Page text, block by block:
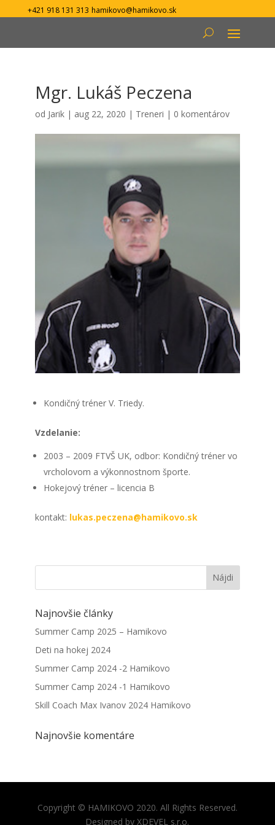
+421 918 131 313 hamikovo@hamikovo.sk
Mgr. Lukáš Peczena
od Jarik| aug 22, 2020 | Treneri | 0 komentárov
Kondičný tréner V. Triedy.
Vzdelanie:
2003 – 2009 FTVŠ UK, odbor: Kondičný tréner vo
vrcholovom a výkonnostnom športe.
Hokejový tréner – licencia B
kontakt: lukas.peczena@hamikovo.sk
Najnovšie články
Summer Camp 2025 – Hamikovo
Deti na hokej 2024
Summer Camp 2024 -2 Hamikovo
Summer Camp 2024 -1 Hamikovo
Skill Coach Max Ivanov 2024 Hamikovo
Najnovšie komentáre
Copyright © HAMIKOVO 2020. All Rights Reserved.
Designed by XDEVEL s.r.o.